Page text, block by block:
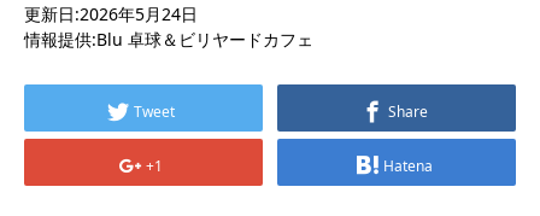
更新日:2026年5月24日
情報提供:Blu 卓球＆ビリヤードカフェ
Tweet Share
+1 Hatena